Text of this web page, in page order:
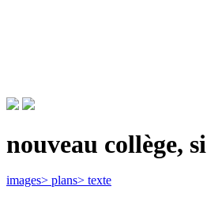
nouveau collège,
images> plans> texte